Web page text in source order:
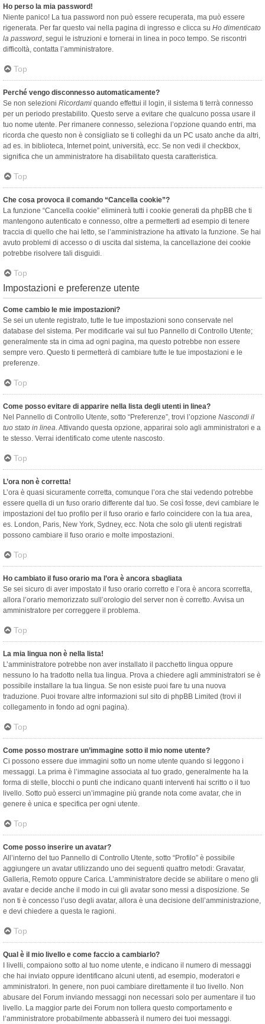
Ho perso la mia password!
Niente panico! La tua password non può essere recuperata, ma può essere
rigenerata. Per far questo vai nella pagina di ingresso e clicca su Ho dimenticato
la password, segui le istruzioni e tornerai in linea in poco tempo. Se riscontri
difficoltà, contatta l’amministratore.
Top
Perché vengo disconnesso automaticamente?
Se non selezioni Ricordami quando effettui il login, il sistema ti terrà connesso
per un periodo prestabilito. Questo serve a evitare che qualcuno possa usare il
tuo nome utente. Per rimanere connesso, seleziona l’opzione quando entri, ma
ricorda che questo non è consigliato se ti colleghi da un PC usato anche da altri,
ad es. in biblioteca, Internet point, università, ecc. Se non vedi il checkbox,
significa che un amministratore ha disabilitato questa caratteristica.
Top
Che cosa provoca il comando “Cancella cookie”?
La funzione “Cancella cookie” eliminerà tutti i cookie generati da phpBB che ti
mantengono autenticato e connesso, oltre a permetterti ad esempio di tenere
traccia di quello che hai letto, se l’amministrazione ha attivato la funzione. Se hai
avuto problemi di accesso o di uscita dal sistema, la cancellazione dei cookie
potrebbe risolvere tali disguidi.
Top
Impostazioni e preferenze utente
Come cambio le mie impostazioni?
Se sei un utente registrato, tutte le tue impostazioni sono conservate nel
database del sistema. Per modificarle vai sul tuo Pannello di Controllo Utente;
generalmente sta in cima ad ogni pagina, ma questo potrebbe non essere
sempre vero. Questo ti permetterà di cambiare tutte le tue impostazioni e le
preferenze.
Top
Come posso evitare di apparire nella lista degli utenti in linea?
Nel Pannello di Controllo Utente, sotto “Preferenze”, trovi l’opzione Nascondi il
tuo stato in linea. Attivando questa opzione, apparirai solo agli amministratori e a
te stesso. Verrai identificato come utente nascosto.
Top
L’ora non è corretta!
L’ora è quasi sicuramente corretta, comunque l’ora che stai vedendo potrebbe
essere quella di un fuso orario differente dal tuo. Se così fosse, devi cambiare le
impostazioni del tuo profilo per il fuso orario e farlo coincidere con la tua area,
es. London, Paris, New York, Sydney, ecc. Nota che solo gli utenti registrati
possono cambiare il fuso orario e molte impostazioni.
Top
Ho cambiato il fuso orario ma l’ora è ancora sbagliata
Se sei sicuro di aver impostato il fuso orario corretto e l’ora è ancora scorretta,
allora l’orario memorizzato sull’orologio del server non è corretto. Avvisa un
amministratore per correggere il problema.
Top
La mia lingua non è nella lista!
L’amministratore potrebbe non aver installato il pacchetto lingua oppure
nessuno lo ha tradotto nella tua lingua. Prova a chiedere agli amministratori se è
possibile installare la tua lingua. Se non esiste puoi fare tu una nuova
traduzione. Puoi trovare altre informazioni sul sito di phpBB Limited (trovi il
collegamento in fondo ad ogni pagina).
Top
Come posso mostrare un’immagine sotto il mio nome utente?
Ci possono essere due immagini sotto un nome utente quando si leggono i
messaggi. La prima è l’immagine associata al tuo grado, generalmente ha la
forma di stelle, blocchi o punti che indicano quanti interventi hai scritto o il tuo
livello. Sotto può esserci un’immagine più grande nota come avatar, che in
genere è unica e specifica per ogni utente.
Top
Come posso inserire un avatar?
All’interno del tuo Pannello di Controllo Utente, sotto “Profilo” è possibile
aggiungere un avatar utilizzando uno dei seguenti quattro metodi: Gravatar,
Galleria, Remoto oppure Carica. L’amministratore decide se abilitare o meno gli
avatar e decide anche il modo in cui gli avatar sono messi a disposizione. Se
non ti è concesso l’uso degli avatar, allora è una decisione dell’amministrazione,
e devi chiedere a questa le ragioni.
Top
Qual è il mio livello e come faccio a cambiarlo?
I livelli, compaiono sotto al tuo nome utente, e indicano il numero di messaggi
che hai inviato oppure identificano alcuni utenti, ad esempio, moderatori e
amministratori. In genere, non puoi cambiare direttamente il tuo livello. Non
abusare del Forum inviando messaggi non necessari solo per aumentare il tuo
livello. La maggior parte dei Forum non tollera questo comportamento e
l’amministratore probabilmente abbasserà il numero dei tuoi messaggi.